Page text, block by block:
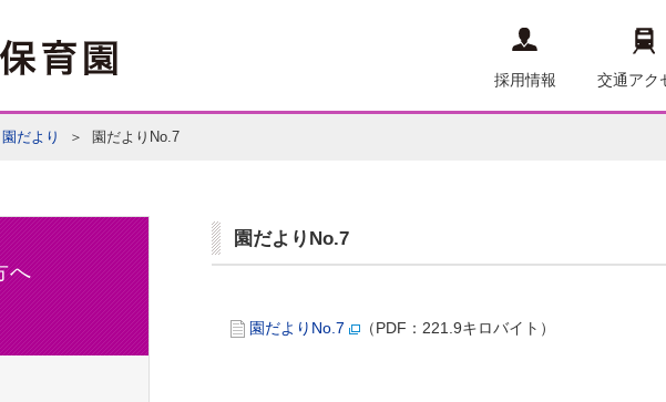
採用情報 交通アク
園だより ＞ 園だよりNo.7
へ
園だよりNo.7
園だよりNo.7 （PDF：221.9キロバイト）